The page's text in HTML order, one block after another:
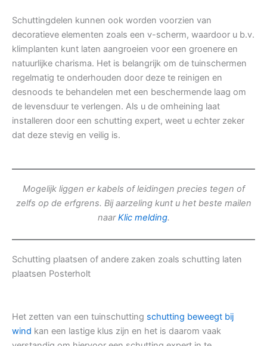
Schuttingdelen kunnen ook worden voorzien van
decoratieve elementen zoals een v-scherm, waardoor u b.v.
klimplanten kunt laten aangroeien voor een groenere en
natuurlijke charisma. Het is belangrijk om de tuinschermen
regelmatig te onderhouden door deze te reinigen en
desnoods te behandelen met een beschermende laag om
de levensduur te verlengen. Als u de omheining laat
installeren door een schutting expert, weet u echter zeker
dat deze stevig en veilig is.
Mogelijk liggen er kabels of leidingen precies tegen of
zelfs op de erfgrens. Bij aarzeling kunt u het beste mailen
naarKlic melding.
Schutting plaatsen of andere zaken zoals schutting laten
plaatsen Posterholt
Het zetten van een tuinschutting schutting beweegt bij
wind kan een lastige klus zijn en het is daarom vaak